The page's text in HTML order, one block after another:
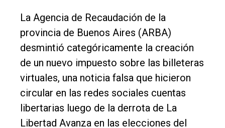
Inicio
Tendencia
Int.
General
Política
Cultura
La Agencia de Recaudación de la
provincia de Buenos Aires (ARBA)
desmintió categóricamente la creación
de un nuevo impuesto sobre las billeteras
virtuales, una noticia falsa que hicieron
circular en las redes sociales cuentas
libertarias luego de la derrota de La
Libertad Avanza en las elecciones del